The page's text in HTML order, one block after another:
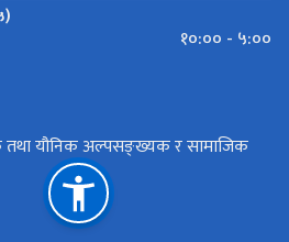
१०:०० - ५:००
तथा यौनिक अल्पसङ्ख्यक र सामाजिक